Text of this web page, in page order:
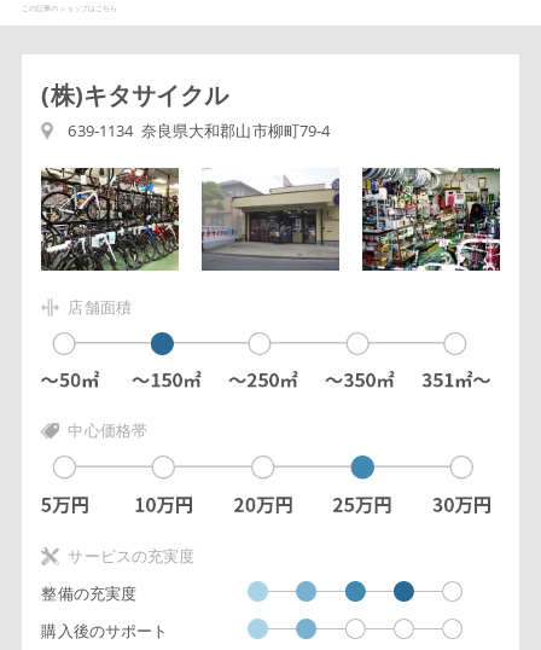
この記事のショップはこちら
(株)キタサイクル
639-1134 奈良県大和郡山市柳町79-4
店舗面積
中心価格帯
サービスの充実度
整備の充実度
購入後のサポート